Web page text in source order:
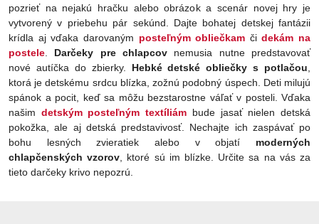
pozrieť na nejakú hračku alebo obrázok a scenár novej hry je
vytvorený v priebehu pár sekúnd. Dajte bohatej detskej fantázii
krídla aj vďaka darovaným posteľným obliečkam či dekám na
postele. Darčeky pre chlapcov nemusia nutne predstavovať
nové autíčka do zbierky. Hebké detské obliečky s potlačou,
ktorá je detskému srdcu blízka, zožnú podobný úspech. Deti milujú
spánok a pocit, keď sa môžu bezstarostne váľať v posteli. Vďaka
našim detským posteľným textíliám bude jasať nielen detská
pokožka, ale aj detská predstavivosť. Nechajte ich zaspávať po
bohu lesných zvieratiek alebo v objatí moderných
chlapčenských vzorov, ktoré sú im blízke. Určite sa na vás za
tieto darčeky krivo nepozrú.